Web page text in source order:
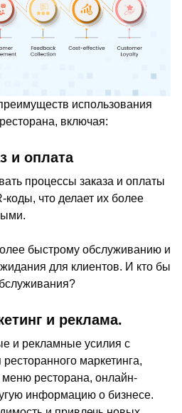
использования
включая:
и оплата
процессы заказа и оплаты
коды, что делает их более
быстрому обслуживанию и
для клиентов. И кто бы
и реклама.
и рекламные усилия с
маркетинга,
ресторана, онлайн-
информацию о бизнесе.